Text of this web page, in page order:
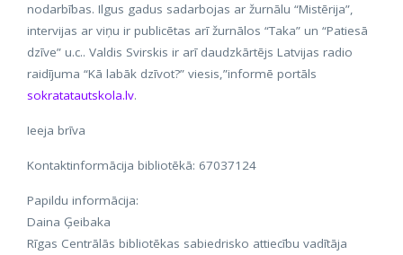
nodarbības. Ilgus gadus sadarbojas ar žurnālu “Mistērija”,
intervijas ar viņu ir publicētas arī žurnālos “Taka” un “Patiesā
dzīve” u.c.. Valdis Svirskis ir arī daudzkārtējs Latvijas radio
raidījuma “Kā labāk dzīvot?” viesis,”informē portāls
sokratatautskola.lv.
Ieeja brīva
Kontaktinformācija bibliotēkā: 67037124
Papildu informācija:
Daina Ģeibaka
Rīgas Centrālās bibliotēkas sabiedrisko attiecību vadītāja